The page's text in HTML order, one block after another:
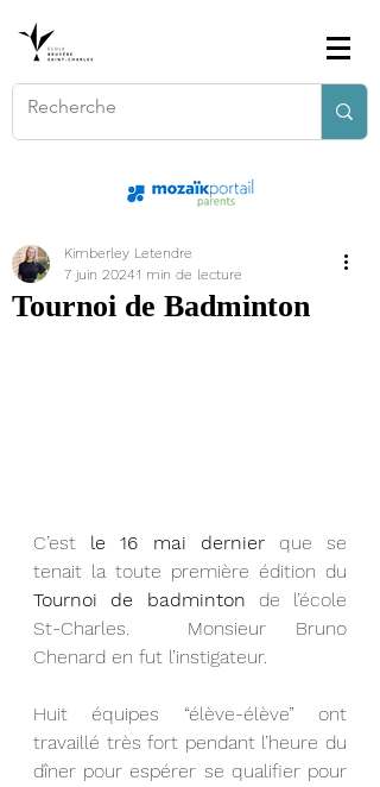
Tournoi de Badminton
Kimberley Letendre
7 juin 20241 min de lecture
C’est le 16 mai dernier que se
Tournoi de badminton de l’école
St-Charles.  Monsieur Bruno
Chenard en fut l’instigateur.
Huit équipes “élève-élève” ont
travaillé très fort pendant l’heure du
dîner pour espérer se qualifier pour